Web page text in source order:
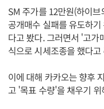
SM 주가를 12만원(하이
공개매수 실패를 유도하
다고 봤다. 그러면서 '고
식으로 시세조종을 했다
이에 대해 카카오는 향후
고 '목표 수량'을 채우기